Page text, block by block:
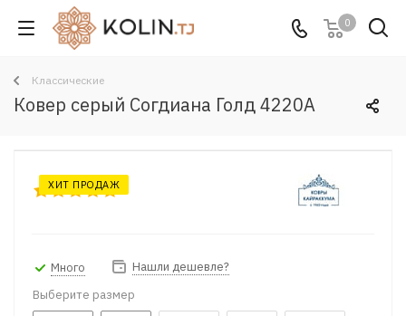
0
Классические
Ковер серый Согдиана Голд 4220A
ХИТ ПРОДАЖ
Много
Нашли дешевле?
Выберите размер